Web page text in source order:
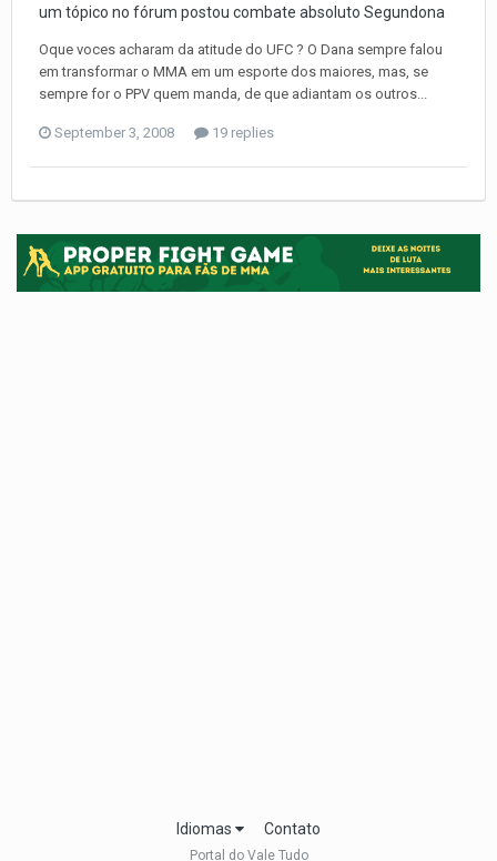
um tópico no fórum postou combate absoluto Segundona
Oque voces acharam da atitude do UFC ? O Dana sempre falou
em transformar o MMA em um esporte dos maiores, mas, se
sempre for o PPV quem manda, de que adiantam os outros...
September 3, 2008 19 replies
Idiomas Contato
Portal do Vale Tudo